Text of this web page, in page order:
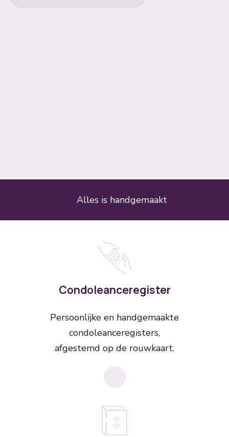
Alles is handgemaakt
Condoleanceregister
Persoonlijke en handgemaakte
condoleanceregisters,
afgestemd op de rouwkaart.